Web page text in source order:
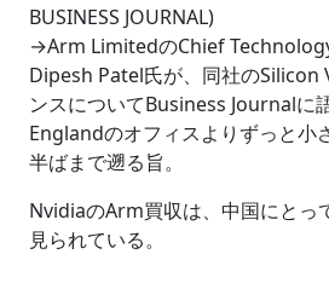
BUSINESS JOURNAL)
→Arm LimitedのChief Technology
Dipesh Patel氏が、同社のSilicon
ンスについてBusiness Journalに
Englandのオフィスよりずっと小
半ばまで遡る旨。
NvidiaのArm買収は、中国にとっ
見られている。